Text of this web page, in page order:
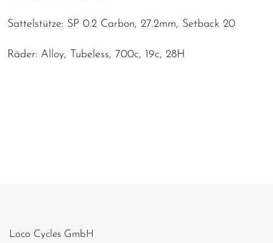
Sattelstütze: SP 0.2 Carbon, 27.2mm, Setback 20
Räder: Alloy, Tubeless, 700c, 19c, 28H
Loco Cycles GmbH